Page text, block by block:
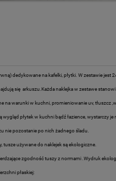
dedykowane na kafelki, płytki. W zestawie jest
się arkuszu.Każda naklejka w zestawe
na warunki w kuchni, promieniowanie uv, tłuszcz
wygląd płytek w kuchni bądź łazience,
nie pozostanie po nich żadnego śladu.
tusze używane do naklejek są ekologiczne.
zgodność tuszy z normami .Wydruk
płaskiej: